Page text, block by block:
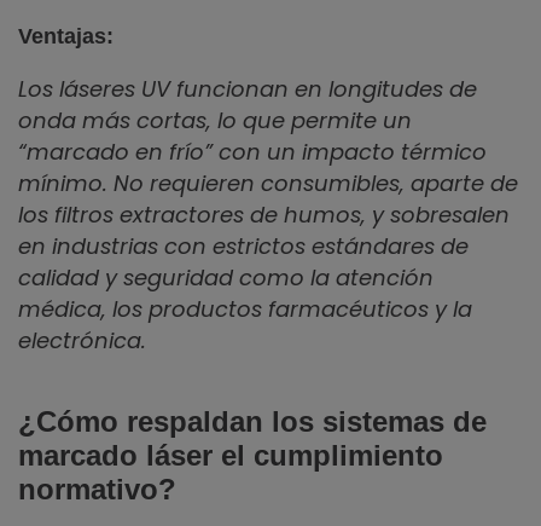
Ventajas:
Los láseres UV funcionan en longitudes de
onda más cortas, lo que permite un
“marcado en frío” con un impacto térmico
mínimo. No requieren consumibles, aparte de
los filtros extractores de humos, y sobresalen
en industrias con estrictos estándares de
calidad y seguridad como la atención
médica, los productos farmacéuticos y la
electrónica.
¿Cómo respaldan los sistemas de
marcado láser el cumplimiento
normativo?